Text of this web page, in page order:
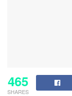
465
SHARES